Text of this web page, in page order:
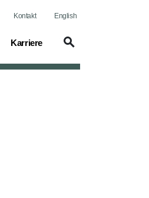
Kontakt English
Karriere
(current)